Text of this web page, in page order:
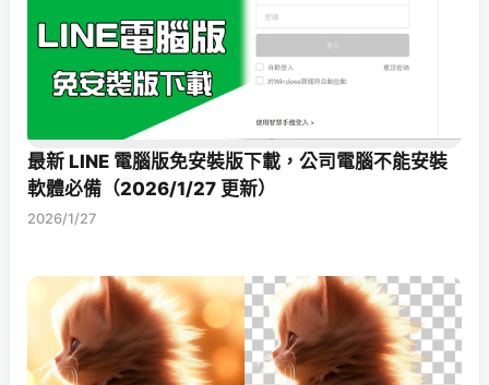
最新 LINE 電腦版免安裝版下載，公司電腦不能安裝
軟體必備（2026/1/27 更新）
2026/1/27